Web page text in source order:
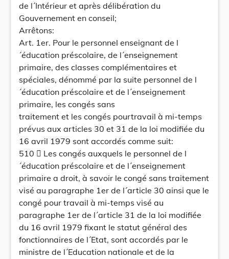
de l´Intérieur et après délibération du
Gouvernement en conseil;
Arrêtons:
Art. 1er. Pour le personnel enseignant de l
´éducation préscolaire, de l´enseignement
primaire, des classes complémentaires et
spéciales, dénommé par la suite personnel de l
´éducation préscolaire et de l´enseignement
primaire, les congés sans
traitement et les congés pourtravail à mi-temps
prévus aux articles 30 et 31 de la loi modifiée du
16 avril 1979 sont accordés comme suit:
510  Les congés auxquels le personnel de l
´éducation préscolaire et de l´enseignement
primaire a droit, à savoir le congé sans traitement
visé au paragraphe 1er de l´article 30 ainsi que le
congé pour travail à mi-temps visé au
paragraphe 1er de l´article 31 de la loi modifiée
du 16 avril 1979 fixant le statut général des
fonctionnaires de l´Etat, sont accordés par le
ministre de l´Education nationale et de la